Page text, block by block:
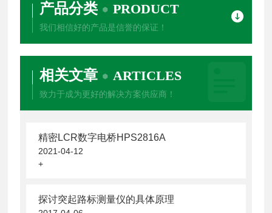
产品分类 PRODUCT
我们相信好的产品是信誉的保证！
相关文章 ARTICLES
致力于成为更好的解决方案供应商！
精密LCR数字电桥HPS2816A
2021-04-12
+
探讨突起路标测量仪的具体原理